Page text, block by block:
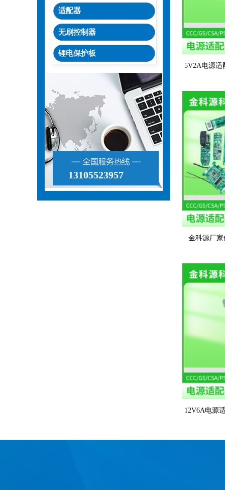
适配器
无刷控制器
锂电保护板
13105523957
5V2A电源适
金科源厂
12V6A电源